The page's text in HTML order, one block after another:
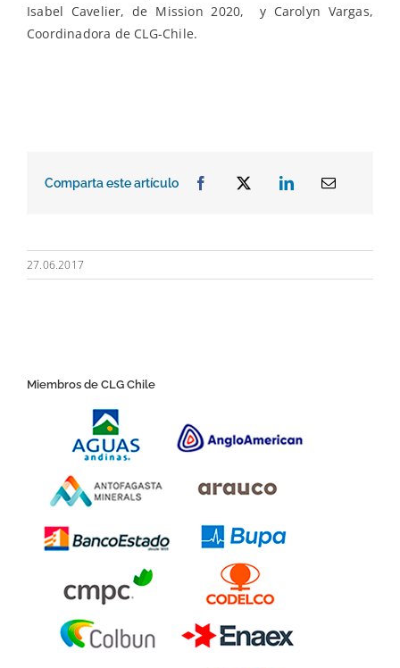
Isabel Cavelier, de Mission 2020, y Carolyn Vargas,
Coordinadora de CLG-Chile.
Comparta este artículo
27.06.2017
Miembros de CLG Chile